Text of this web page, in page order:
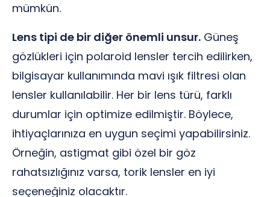
mümkün.
Lens tipi de bir diğer önemli unsur. Güneş
gözlükleri için polaroid lensler tercih edilirken,
bilgisayar kullanımında mavi ışık filtresi olan
lensler kullanılabilir. Her bir lens türü, farklı
durumlar için optimize edilmiştir. Böylece,
ihtiyaçlarınıza en uygun seçimi yapabilirsiniz.
Örneğin, astigmat gibi özel bir göz
rahatsızlığınız varsa, torik lensler en iyi
seçeneğiniz olacaktır.